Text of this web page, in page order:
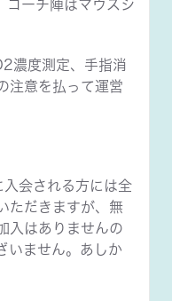
コーチ陣はマウスシ
濃度測定、手指消
注意を払って運営
会される方には全
ただきますが、無
入はありませんの
いません。あしか